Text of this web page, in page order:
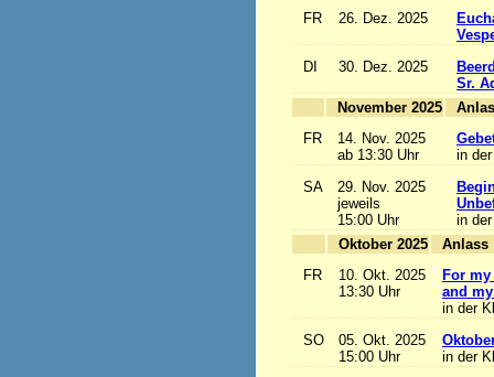
FR
26. Dez. 2025
DI
30. Dez. 2025
Sr.
November 2025
FR
14. Nov. 2025
ab 13:30 Uhr
in
SA
29. Nov. 2025
jeweils
15:00 Uhr
in
Oktober 2025
FR
10. Okt. 2025
13:30 Uhr
For
and
in der
SO
05. Okt. 2025
15:00 Uhr
in der